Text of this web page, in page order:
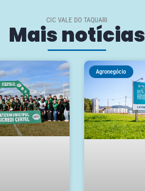
CIC VALE DO TAQUARI
Mais notícias
Agronegócio